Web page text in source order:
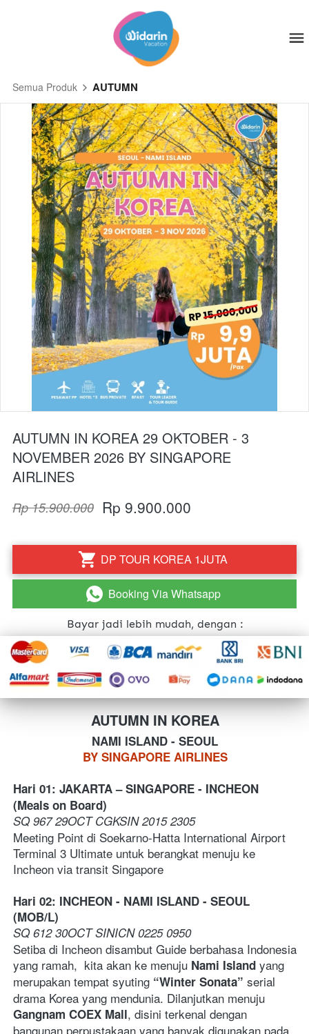
Semua Produk AUTUMN
AUTUMN IN KOREA 29 OKTOBER - 3
NOVEMBER 2026 BY SINGAPORE
AIRLINES
Rp 15.900.000 Rp 9.900.000
` DP TOUR KOREA 1JUTA
` Booking Via Whatsapp
Bayar jadi lebih mudah, dengan :
AUTUMN IN KOREA
NAMI ISLAND - SEOUL
BY SINGAPORE AIRLINES
Hari 01: JAKARTA – SINGAPORE - INCHEON
(Meals on Board)
SQ 967 29OCT CGKSIN 2015 2305
Meeting Point di Soekarno-Hatta International Airport
Terminal 3 Ultimate untuk berangkat menuju ke
Incheon via transit Singapore
Hari 02: INCHEON - NAMI ISLAND - SEOUL
(MOB/L)
SQ 612 30OCT SINICN 0225 0950
Setiba di Incheon disambut Guide berbahasa Indonesia
yang ramah,  kita akan ke menuju Nami Island yang
merupakan tempat syuting “Winter Sonata” serial
Gangnam COEX Mall, disini terkenal dengan
bangunan perpustakaan yang banyak digunakan pada